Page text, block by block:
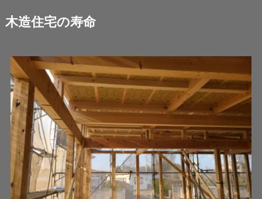
木造住宅の寿命